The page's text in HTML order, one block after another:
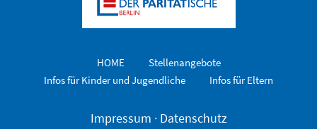
HOME
Stellenangebote
Infos für Kinder und Jugendliche
Infos für Eltern
Impressum · Datenschutz